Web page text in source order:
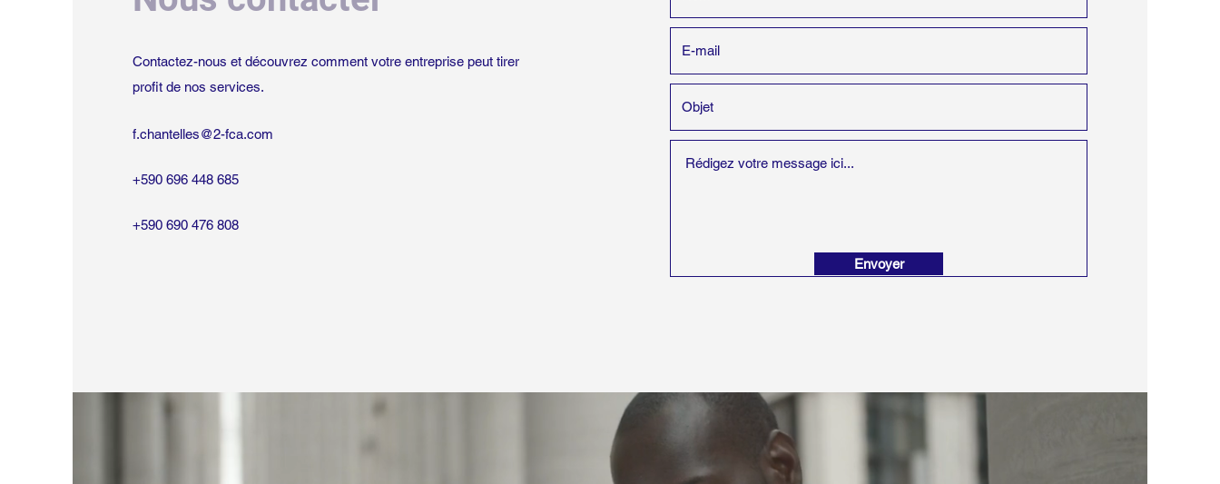
Contactez-nous et découvrez comment votre entreprise peut tirer
profit de nos services.
f.chantelles@2-fca.com
+590 696 448 685
+590 690 476 808
Envoyer